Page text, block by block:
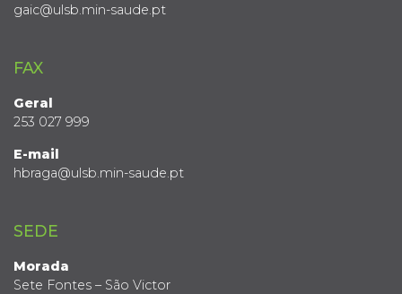
gaic@ulsb.min-saude.pt
FAX
Geral
253 027 999
E-mail
hbraga@ulsb.min-saude.pt
SEDE
Morada
Sete Fontes – São Victor